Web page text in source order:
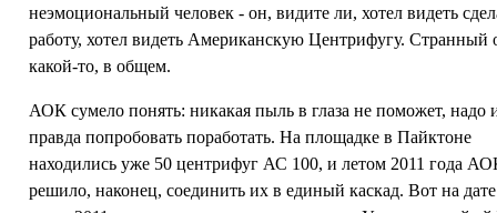
неэмоциональный человек - он, видите ли, хотел видеть
работу, хотел видеть Американскую Центрифугу. Странный
какой-то, в общем.
АОК сумело понять: никакая пыль в глаза не поможет, надо
правда попробовать поработать. На площадке в Пайктоне
находились уже 50 центрифуг АС 100, и летом 2011 года
решило, наконец, соединить их в единый каскад. Вот на